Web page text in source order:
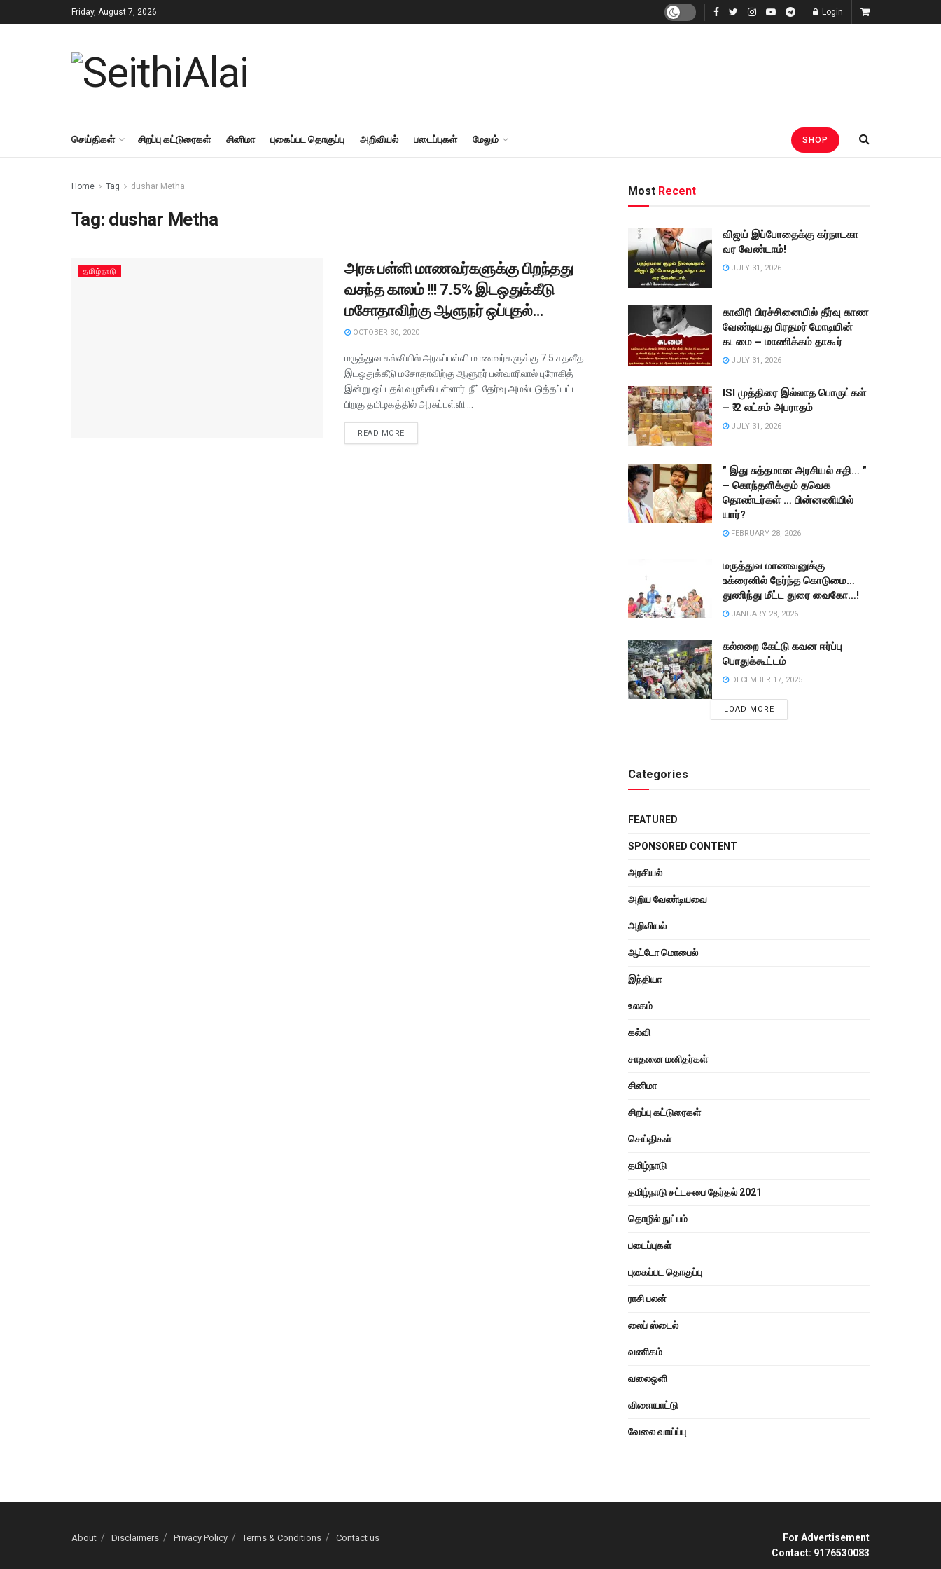
Friday, August 7, 2026 Login
செய்திகள் சிறப்பு கட்டுரைகள் சினிமா புகைப்பட தொகுப்பு அறிவியல் படைப்புகள் மேலும் SHOP
Home Tag dushar Metha
Tag: dushar Metha
தமிழ்நாடு
அரசு பள்ளி மாணவர்களுக்கு பிறந்தது
வசந்த காலம் !!! 7.5% இடஒதுக்கீடு
மசோதாவிற்கு ஆளுநர் ஒப்புதல்…
OCTOBER 30, 2020
மருத்துவ கல்வியில் அரசுப்பள்ளி மாணவர்களுக்கு 7.5 சதவீத
இடஒதுக்கீடு மசோதாவிற்கு ஆளுநர் பன்வாரிலால் புரோகித்
இன்று ஒப்புதல் வழங்கியுள்ளார். நீட் தேர்வு அமல்படுத்தப்பட்ட
பிறகு தமிழகத்தில் அரசுப்பள்ளி ...
READ MORE
Most Recent
விஜய் இப்போதைக்கு கர்நாடகா
வர வேண்டாம்!
JULY 31, 2026
காவிரி பிரச்சினையில் தீர்வு காண
வேண்டியது பிரதமர் மோடியின்
கடமை – மாணிக்கம் தாகூர்
JULY 31, 2026
ISI முத்திரை இல்லாத பொருட்கள்
– ₹.2 லட்சம் அபராதம்
JULY 31, 2026
” இது சுத்தமான அரசியல் சதி… ”
– கொந்தளிக்கும் தவெக
தொண்டர்கள் … பின்னணியில்
யார்?
FEBRUARY 28, 2026
மருத்துவ மாணவனுக்கு
உக்ரைனில் நேர்ந்த கொடுமை…
துணிந்து மீட்ட துரை வைகோ…!
JANUARY 28, 2026
கல்லறை கேட்டு கவன ஈர்ப்பு
பொதுக்கூட்டம்
DECEMBER 17, 2025
LOAD MORE
Categories
FEATURED
SPONSORED CONTENT
அரசியல்
அறிய வேண்டியவை
அறிவியல்
ஆட்டோ மொபைல்
இந்தியா
உலகம்
கல்வி
சாதனை மனிதர்கள்
சினிமா
சிறப்பு கட்டுரைகள்
செய்திகள்
தமிழ்நாடு
தமிழ்நாடு சட்டசபை தேர்தல் 2021
தொழில் நுட்பம்
படைப்புகள்
புகைப்பட தொகுப்பு
ராசி பலன்
லைப் ஸ்டைல்
வணிகம்
வலைஒளி
விளையாட்டு
வேலை வாய்ப்பு
About Disclaimers Privacy Policy Terms & Conditions Contact us
For Advertisement
Contact: 9176530083